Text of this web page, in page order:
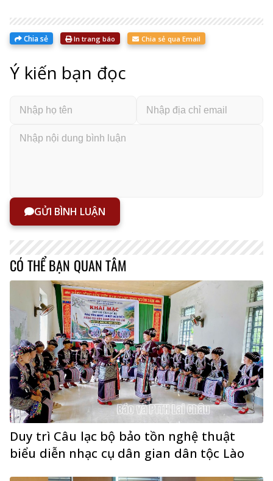
Chia sẻ In trang báo Chia sẻ qua Email
Ý kiến bạn đọc
GỬI BÌNH LUẬN
CÓ THỂ BẠN QUAN TÂM
Duy trì Câu lạc bộ bảo tồn nghệ thuật
biểu diễn nhạc cụ dân gian dân tộc Lào